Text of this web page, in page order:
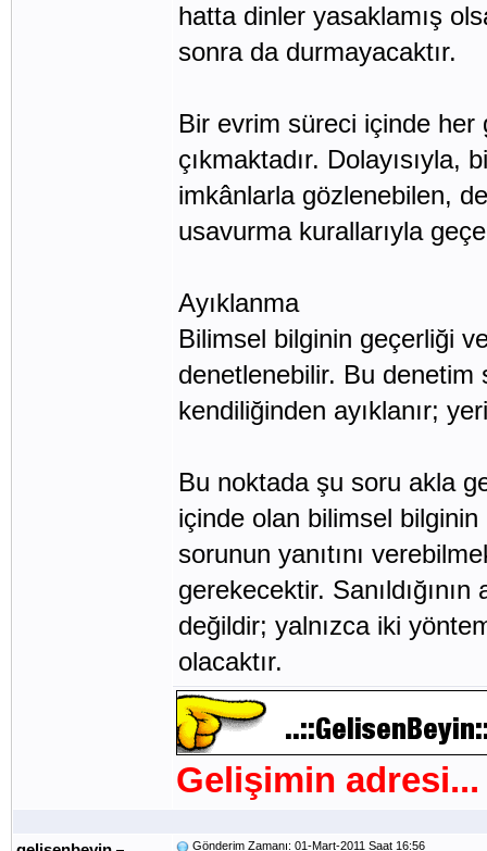
hatta dinler yasaklamış
sonra da durmayacaktır.
Bir evrim süreci içinde her
çıkmaktadır.
imkânlarla gözlenebilen,
usavurma kurallarıyla
Ayıklanma
Bilimsel bilginin geçerliği
denetlenebilir. Bu denetim
kendiliğinden ayıklanır;
Bu noktada şu soru akla
içinde olan bilimsel
sorunun yanıtını
gerekecektir.
değildir; yalnızca iki
olacaktır.
Gelişimin adresi...
Gönderim Zamanı: 01-Mart-2011 Saat 16:56